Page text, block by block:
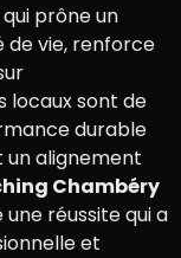
prône un
de vie, renforce
locaux sont de
durable
alignement
Chambéry
réussite qui a
et